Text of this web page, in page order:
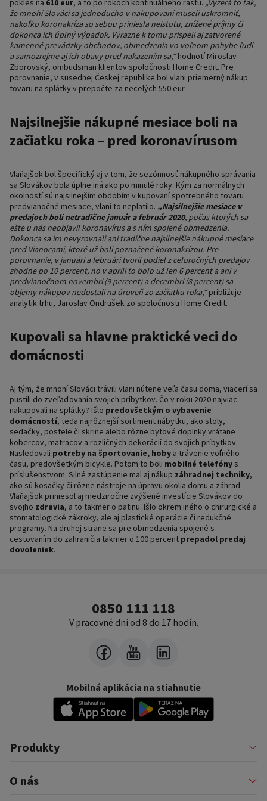
pokles na 610 eur, a to po rokoch kontinuálneho rastu. „Vyzerá to tak,
že mnohí Slováci sa jednoducho v nakupovaní museli uskromniť,
nakoľko koronakríza so sebou priniesla neistotu, znížené príjmy či
dokonca ich úplný výpadok. Výrazne k tomu prispeli aj zatvorené
kamenné prevádzky obchodov, obmedzenia vo voľnom pohybe ľudí
a samozrejme aj ich obavy pred nakazením sa,“hodnotí Miroslav
Zborovský, ombudsman klientov spoločnosti Home Credit. Pre
porovnanie, v susednej Českej republike bol vlani priemerný nákup
tovaru na splátky v prepočte za necelých 550 eur.
Najsilnejšie nákupné mesiace boli na
začiatku roka – pred koronavírusom
Vlaňajšok bol špecifický aj v tom, že sezónnosť nákupného správania
sa Slovákov bola úplne iná ako po minulé roky. Kým za normálnych
okolností sú najsilnejším obdobím v kupovaní spotrebného tovaru
predvianočné mesiace, vlani to neplatilo. „Najsilnejšie mesiace v
predajoch boli netradične január a február 2020, počas ktorých sa
ešte u nás neobjavil koronavírus a s ním spojené obmedzenia.
Dokonca sa im nevyrovnali ani tradične najsilnejšie nákupné mesiace
pred Vianocami, ktoré už boli poznačené koronakrízou. Pre
porovnanie, v januári a februári tvoril podiel z celoročných predajov
zhodne po 10 percent, no v apríli to bolo už len 6 percent a ani v
predvianočnom novembri (9 percent) a decembri (8 percent) sa
objemy nákupov nedostali na úroveň zo začiatku roka,“približuje
analytik trhu, Jaroslav Ondrušek zo spoločnosti Home Credit.
Kupovali sa hlavne praktické veci do
domácnosti
Aj tým, že mnohí Slováci trávili vlani nútene veľa času doma, viacerí sa
pustili do zveľaďovania svojich príbytkov. Čo v roku 2020 najviac
nakupovali na splátky? Išlo predovšetkým o vybavenie
domácností, teda najrôznejší sortiment nábytku, ako stoly,
sedačky, postele či skrine alebo rôzne bytové doplnky vrátane
kobercov, matracov a rozličných dekorácií do svojich príbytkov.
Nasledovali potreby na športovanie, hoby a trávenie voľného
času, predovšetkým bicykle. Potom to boli mobilné telefóny s
príslušenstvom. Silné zastúpenie mal aj nákup záhradnej techniky,
ako sú kosačky či rôzne nástroje na úpravu okolia domu a záhrad.
Vlaňajšok priniesol aj medziročne zvýšené investície Slovákov do
svojho zdravia, a to takmer o pätinu. Išlo okrem iného o chirurgické a
stomatologické zákroky, ale aj plastické operácie či redukčné
programy. Na druhej strane sa pre obmedzenia spojené s
cestovaním do zahraničia takmer o 100 percent prepadol predaj
dovoleniek.
0850 111 118
V pracovné dni od 8 do 17 hodín.
Mobilná aplikácia na stiahnutie
Produkty
Pôžičky
Financovanie podnikateľov
O nás